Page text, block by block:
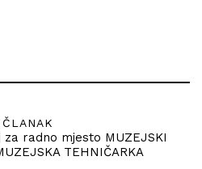
radno mjesto MUZEJSKI
TEHNIČARKA